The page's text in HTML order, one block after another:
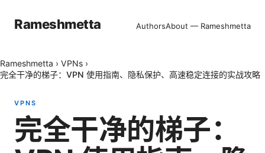
Rameshmetta AuthorsAbout — Rameshmetta
Rameshmetta › VPNs ›
完全干净的梯子：VPN 使用指南、隐私保护、高速稳定连接的实战攻略
VPNS
完全干净的梯子：